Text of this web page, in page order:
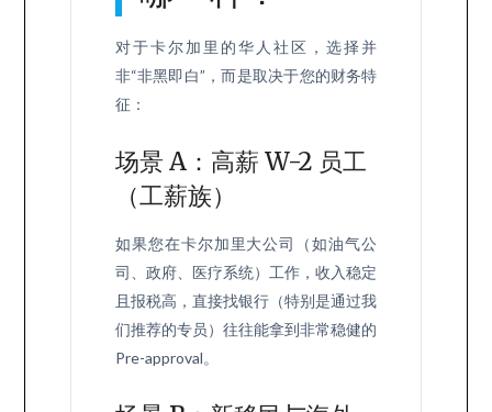
对于卡尔加里的华人社区，选择并
非“非黑即白”，而是取决于您的财务特
征：
场景 A：高薪 W-2 员工
（工薪族）
如果您在卡尔加里大公司（如油气公
司、政府、医疗系统）工作，收入稳定
且报税高，直接找银行（特别是通过我
们推荐的专员）往往能拿到非常稳健的
Pre-approval。